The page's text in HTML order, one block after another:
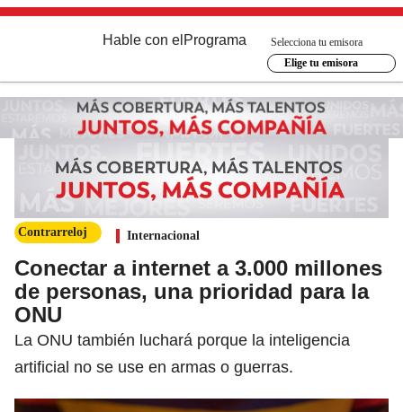
Hable con el Programa
Selecciona tu emisora
Elige tu emisora
Contrarreloj Internacional
Conectar a internet a 3.000 millones
de personas, una prioridad para la
ONU
La ONU también luchará porque la inteligencia
artificial no se use en armas o guerras.